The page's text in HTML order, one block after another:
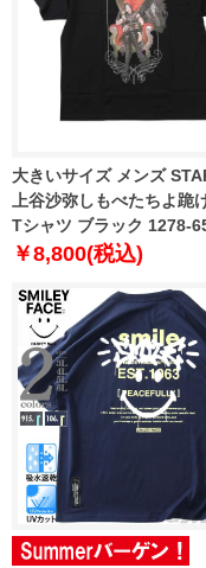
大きいサイズ メンズ
上谷沙弥しもべたちよ跪
Tシャツ ブラック 1278-
3L 4L 5L 6L
￥8,800(税込)